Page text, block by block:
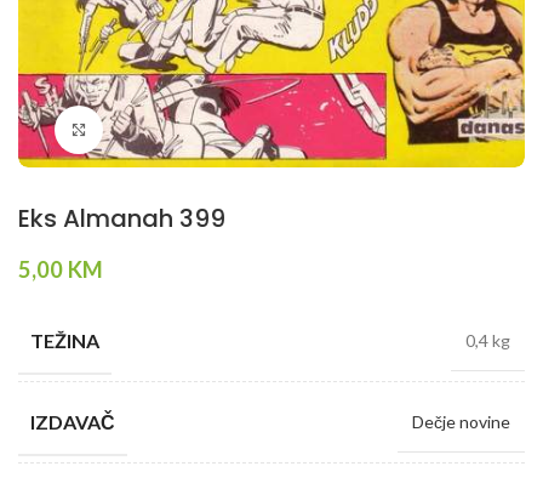
Klikni da povečaš
Eks Almanah 399
5,00 KM
TEŽINA 0,4 kg
IZDAVAČ Dečje novine